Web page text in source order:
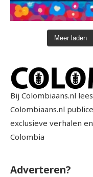
Meer laden
Bij Colombiaans.nl
Colombiaans.nl
exclusieve verhalen
Colombia
Adverteren?